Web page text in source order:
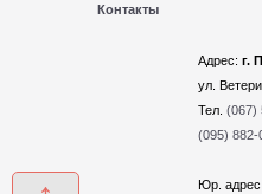
Контакты
Адрес: г.
ул.
Тел. (067)
(095) 882-
Юр. адрес: